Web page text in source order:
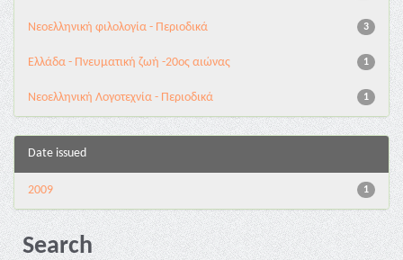
3
Νεοελληνική φιλολογία - Περιοδικά
1
Ελλάδα - Πνευματική ζωή -20ος αιώνας
1
Νεοελληνική Λογοτεχνία - Περιοδικά
Date issued
1
2009
Search